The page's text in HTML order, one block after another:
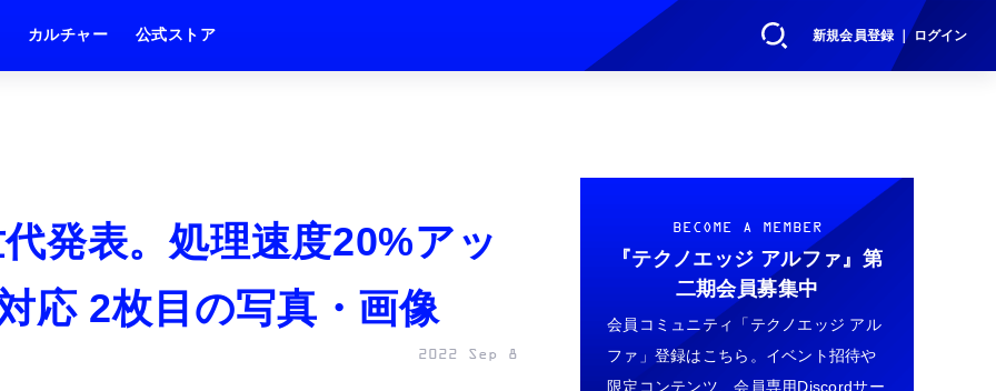
新規会員登録 ｜ ログイン
カルチャー 公式ストア
発表。処理速度20%アッ
応 2枚目の写真・画像
2022 Sep 8
BECOME A MEMBER
『テクノエッジ アルファ』 第
二期会員募集中
会員コミュニティ「テクノエッジ アル
ファ」登録はこちら。イベント招待や
限定コンテンツ、会員専用Discordサー